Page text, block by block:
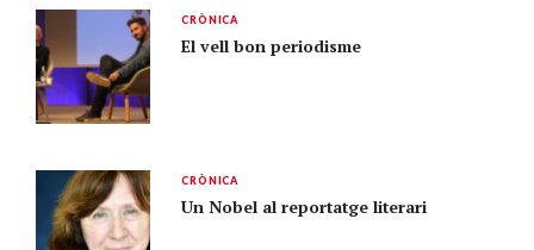
CRÒNICA
El vell bon periodisme
CRÒNICA
Un Nobel al reportatge literari